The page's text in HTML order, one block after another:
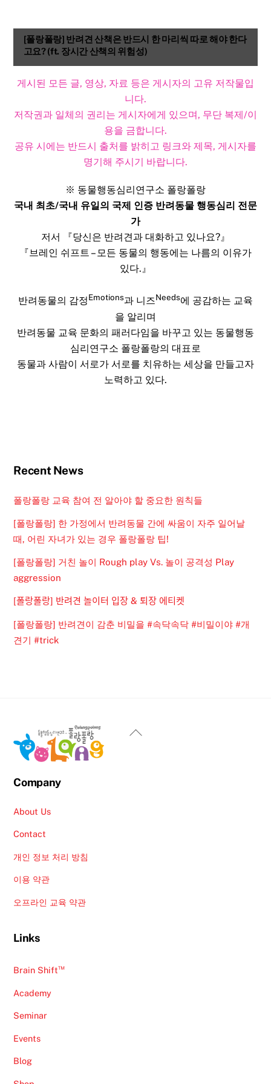
[폴랑폴랑] 반려견 산책은 반드시 한 마리씩 따로 해야 한다
고요? (ft. 장시간 산책의 위험성)
게시된 모든 글, 영상, 자료 등은 게시자의 고유 저작물입
니다.
저작권과 일체의 권리는 게시자에게 있으며, 무단 복제/이
용을 금합니다.
공유 시에는 반드시 출처를 밝히고 링크와 제목, 게시자를
명기해 주시기 바랍니다.​
※ 동물행동심리연구소 폴랑폴랑
국내 최초/국내 유일의 국제 인증 반려동물 행동심리 전문
가
저서 『당신은 반려견과 대화하고 있나요?』
『브레인 쉬프트 – 모든 동물의 행동에는 나름의 이유가
있다.』
반려동물의 감정Emotions과 니즈Needs에 공감하는 교육
을 알리며
반려동물 교육 문화의 패러다임을 바꾸고 있는 동물행동
심리연구소 폴랑폴랑의 대표로
동물과 사람이 서로가 서로를 치유하는 세상을 만들고자
노력하고 있다.
Recent News
폴랑폴랑 교육 참여 전 알아야 할 중요한 원칙들
[폴랑폴랑] 한 가정에서 반려동물 간에 싸움이 자주 일어날
때, 어린 자녀가 있는 경우 폴랑폴랑 팁!
[폴랑폴랑] 거친 놀이 Rough play Vs. 놀이 공격성 Play
aggression
[폴랑폴랑] 반려견 놀이터 입장 & 퇴장 에티켓
[폴랑폴랑] 반려견이 감춘 비밀을 #속닥속닥 #비밀이야 #개
견기 #trick
Back
Company
About Us
Contact
개인 정보 처리 방침
이용 약관
오프라인 교육 약관
Links
Brain Shift™
Academy
Seminar
Events
Blog